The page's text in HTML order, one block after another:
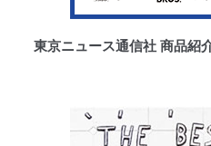
東京ニュース通信社 商品紹